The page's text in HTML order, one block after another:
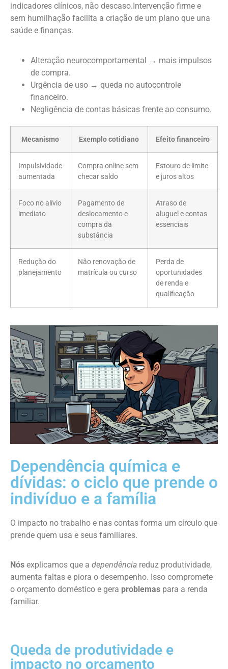
indicadores clínicos, não descaso.Intervenção firme e
sem humilhação facilita a criação de um plano que una
saúde e finanças.
Alteração neurocomportamental → mais impulsos
de compra.
Urgência de uso → queda no autocontrole
financeiro.
Negligência de contas básicas frente ao consumo.
Mecanismo Exemplo cotidiano Efeito financeiro
Impulsividade
aumentada
Compra online sem
checar saldo
Estouro de limite
e juros altos
Foco no alívio
imediato
Pagamento de
deslocamento e
compra da
substância
Atraso de
aluguel e contas
essenciais
Redução do
planejamento
Não renovação de
matrícula ou curso
Perda de
oportunidades
de renda e
qualificação
Dependência química e
dívidas: o ciclo que prende o
indivíduo e a família
O impacto no trabalho e nas contas forma um círculo que
prende quem usa e seus familiares.
Nós explicamos que a dependência reduz produtividade,
aumenta faltas e piora o desempenho. Isso compromete
o orçamento doméstico e gera problemas para a renda
familiar.
Queda de produtividade e
impacto no orçamento